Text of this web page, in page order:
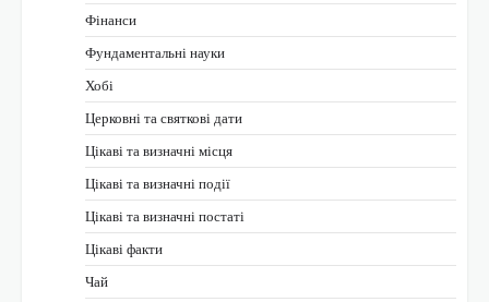
Фінанси
Фундаментальні науки
Хобі
Церковні та святкові дати
Цікаві та визначні місця
Цікаві та визначні події
Цікаві та визначні постаті
Цікаві факти
Чай